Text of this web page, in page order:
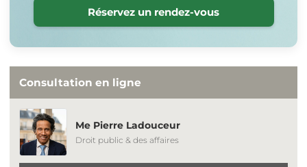
Réservez un rendez-vous
Consultation en ligne
Me Pierre Ladouceur
Droit public & des affaires